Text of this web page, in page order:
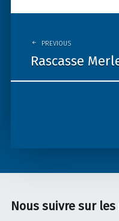
navigation
PREVIOUS
Rascasse
Nous suivre sur les